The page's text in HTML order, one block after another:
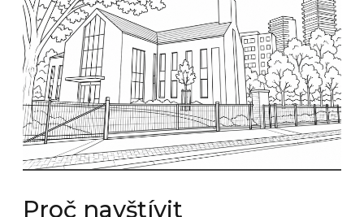
Proč navštívit